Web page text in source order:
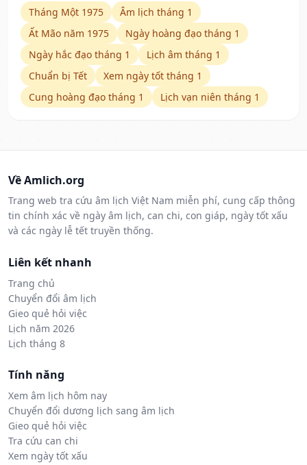
Tháng Một 1975
Âm lịch tháng 1
Ất Mão năm 1975
Ngày hoàng đạo tháng 1
Ngày hắc đạo tháng 1
Lịch âm tháng 1
Chuẩn bị Tết
Xem ngày tốt tháng 1
Cung hoàng đạo tháng 1
Lịch vạn niên tháng 1
Về Amlich.org
Trang web tra cứu âm lịch Việt Nam miễn phí, cung cấp thông
tin chính xác về ngày âm lịch, can chi, con giáp, ngày tốt xấu
và các ngày lễ tết truyền thống.
Liên kết nhanh
Trang chủ
Chuyển đổi âm lịch
Gieo quẻ hỏi việc
Lịch năm 2026
Lịch tháng 8
Tính năng
Xem âm lịch hôm nay
Chuyển đổi dương lịch sang âm lịch
Gieo quẻ hỏi việc
Tra cứu can chi
Xem ngày tốt xấu